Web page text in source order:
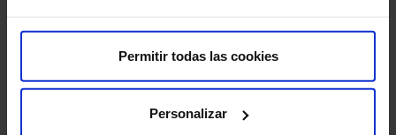
Permitir todas las cookies
Personalizar
Assicurazioni e mutue​
Domande frequenti​